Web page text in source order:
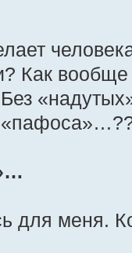
Как вообще
для меня.